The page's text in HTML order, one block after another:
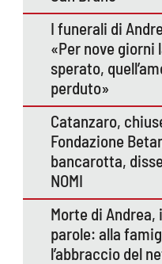
I funerali di
«Per nove giorni
sperato,
perduto»
Catanzaro,
Fondazione
bancarotta,
NOMI
Morte di Andrea,
parole: alla
l’abbraccio del